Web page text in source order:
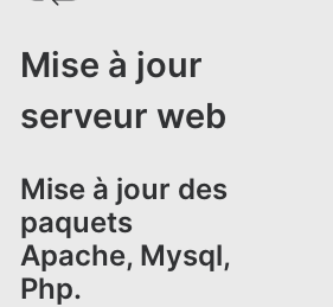
Mise à jour
serveur web
Mise à jour des
paquets
Apache, Mysql,
Php.